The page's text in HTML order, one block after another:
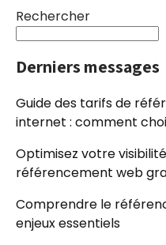
Rechercher
Derniers messages
Guide des tarifs de
internet : comment
Optimisez votre
référencement web
Comprendre le
enjeux essentiels